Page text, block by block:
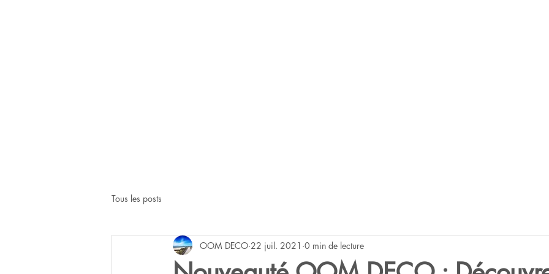
Tous les posts
OOM DECO 22 juil. 2021 0 min de lecture